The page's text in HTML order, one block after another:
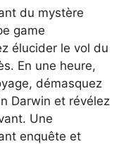
du mystère
game
élucider le vol du
En une heure,
démasquez
Darwin et révélez
Une
enquête et